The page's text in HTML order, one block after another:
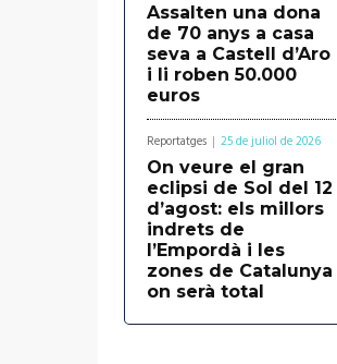
Assalten una dona
de 70 anys a casa
seva a Castell d’Aro
i li roben 50.000
euros
Reportatges 25 de juliol de 2026
On veure el gran
eclipsi de Sol del 12
d’agost: els millors
indrets de
l’Empordà i les
zones de Catalunya
on serà total